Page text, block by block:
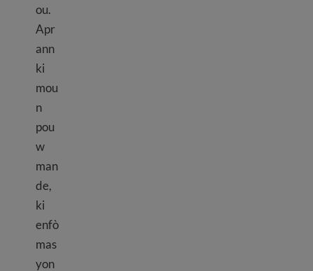
ou.
Apr
ann
ki
mou
n
pou
w
man
de,
ki
enfò
mas
yon